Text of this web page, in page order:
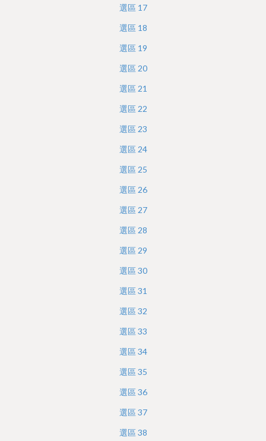
選區 17
選區 18
選區 19
選區 20
選區 21
選區 22
選區 23
選區 24
選區 25
選區 26
選區 27
選區 28
選區 29
選區30
選區31
選區32
選區33
選區34
選區35
選區36
選區37
選區38